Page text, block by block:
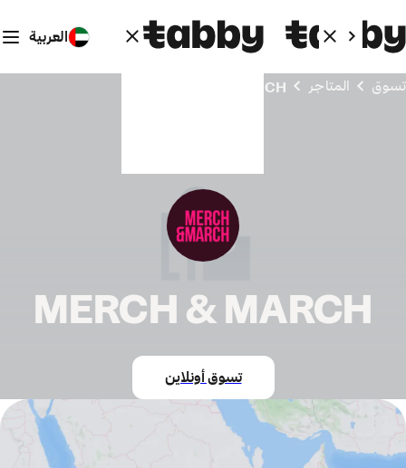
العربية
تسوق المتاجر MERCH & MARCH
MERCH & MARCH
تسوق أونلاين